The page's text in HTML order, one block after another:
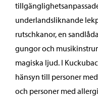
underlandsliknande
rutschkanor, en
gungor och
magiska ljud. I
hänsyn till personer
och personer med